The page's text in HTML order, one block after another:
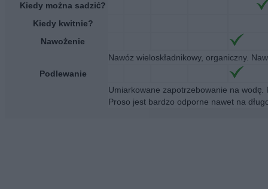
Kiedy można sadzić?
Kiedy kwitnie?
Nawożenie
Nawóz wieloskładnikowy, organiczny.
Podlewanie
Umiarkowane zapotrzebowanie na wodę.
Proso jest bardzo odporne nawet na